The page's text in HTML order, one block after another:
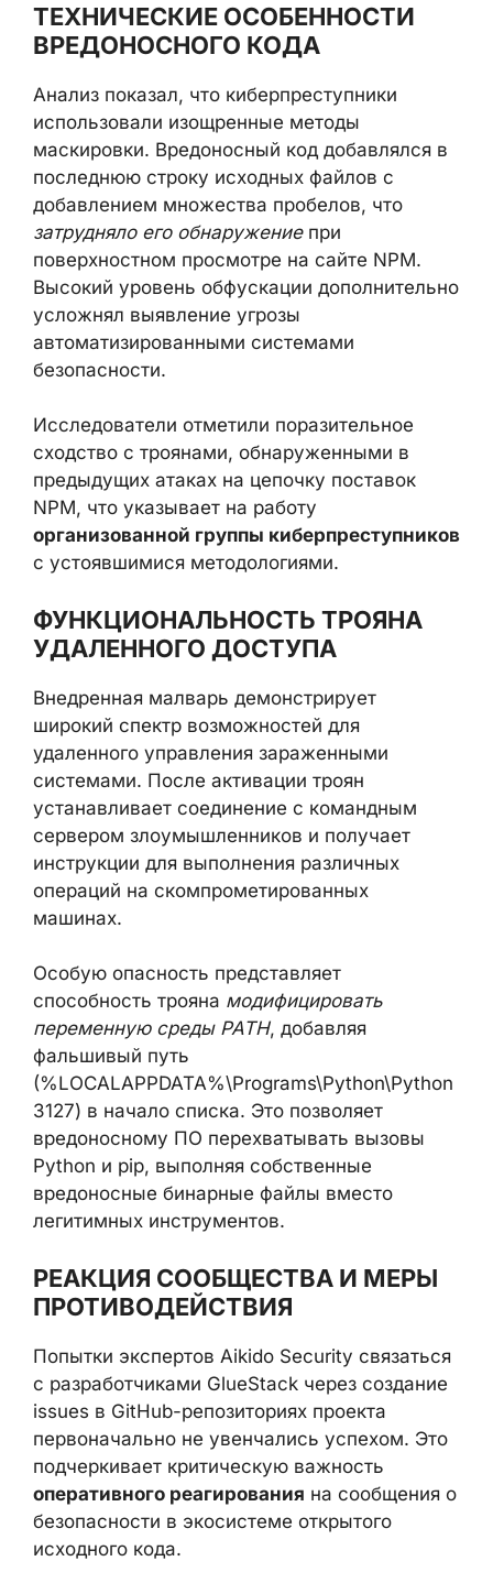
ТЕХНИЧЕСКИЕ ОСОБЕННОСТИ
ВРЕДОНОСНОГО КОДА
Анализ показал, что киберпреступники
использовали изощренные методы
маскировки. Вредоносный код добавлялся в
последнюю строку исходных файлов с
добавлением множества пробелов, что
затрудняло его обнаружениепри
поверхностном просмотре на сайте NPM.
Высокий уровень обфускации дополнительно
усложнял выявление угрозы
автоматизированными системами
безопасности.
Исследователи отметили поразительное
сходство с троянами, обнаруженными в
предыдущих атаках на цепочку поставок
NPM, что указывает на работу
организованной группы киберпреступников
с устоявшимися методологиями.
ФУНКЦИОНАЛЬНОСТЬ ТРОЯНА
УДАЛЕННОГО ДОСТУПА
Внедренная малварь демонстрирует
широкий спектр возможностей для
удаленного управления зараженными
системами. После активации троян
устанавливает соединение с командным
сервером злоумышленников и получает
инструкции для выполнения различных
операций на скомпрометированных
машинах.
Особую опасность представляет
способность трояна модифицировать
переменную среды PATH, добавляя
фальшивый путь
(%LOCALAPPDATA%\Programs\Python\Python
3127) в начало списка. Это позволяет
вредоносному ПО перехватывать вызовы
Python и pip, выполняя собственные
вредоносные бинарные файлы вместо
легитимных инструментов.
РЕАКЦИЯ СООБЩЕСТВА И МЕРЫ
ПРОТИВОДЕЙСТВИЯ
Попытки экспертов Aikido Security связаться
с разработчиками GlueStack через создание
issues в GitHub-репозиториях проекта
первоначально не увенчались успехом. Это
подчеркивает критическую важность
оперативного реагирования на сообщения о
безопасности в экосистеме открытого
исходного кода.